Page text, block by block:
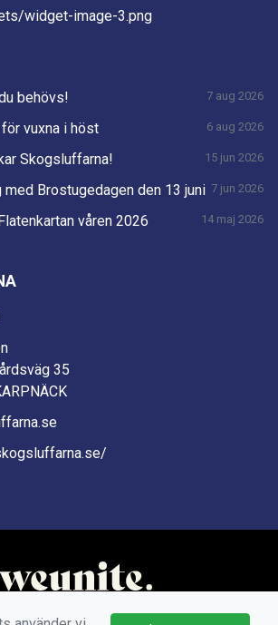
behövs! 7 aug 2026
vuxna i höst 6 aug 2026
Skogsluffarna! 15 jun 2026
Brostugedagen den 13 juni 7 jun 2026
våren 2026 14 maj 2026
35